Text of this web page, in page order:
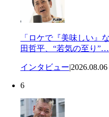
「ロケで『美味しい』
田哲平、“若気の至り”…
インタビュー|2026.08.06
6